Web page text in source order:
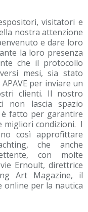
visitatori e
nostra attenzione
e dare loro
la loro presenza
che il protocollo
mesi, sia stato
per inviare un
clienti. Il nostro
non lascia spazio
fatto per garantire
migliori condizioni. I
così approfittare
che anche
con molte
Ernoult, direttrice
Art Magazine, il
online per la nautica